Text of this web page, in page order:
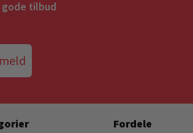
tilbud
Fordele